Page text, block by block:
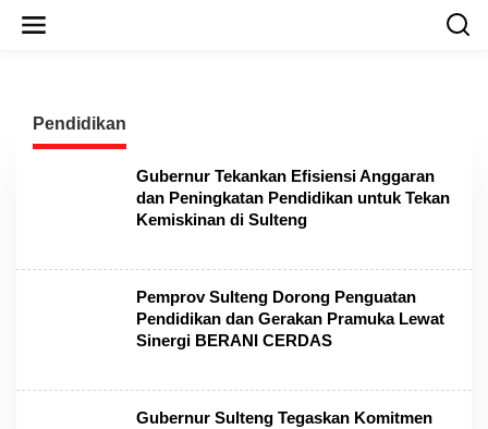
Pendidikan
Gubernur Tekankan Efisiensi Anggaran
dan Peningkatan Pendidikan untuk Tekan
Kemiskinan di Sulteng
Pemprov Sulteng Dorong Penguatan
Pendidikan dan Gerakan Pramuka Lewat
Sinergi BERANI CERDAS
Gubernur Sulteng Tegaskan Komitmen